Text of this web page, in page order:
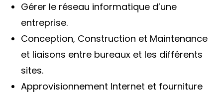
Gérer le réseau informatique d’une
entreprise.
Conception, Construction et Maintenance
et liaisons entre bureaux et les différents
sites.
Approvisionnement Internet et fourniture